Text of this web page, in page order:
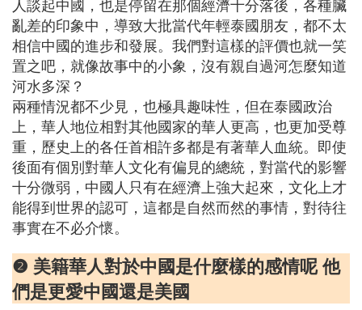
亂差的印象中，導致大批當代年輕泰國朋友，都不太
相信中國的進步和發展。我們對這樣的評價也就一笑
置之吧，就像故事中的小象，沒有親自過河怎麼知道
河水多深？
兩種情況都不少見，也極具趣味性，但在泰國政治
上，華人地位相對其他國家的華人更高，也更加受尊
重，歷史上的各任首相許多都是有著華人血統。即使
後面有個別對華人文化有偏見的總統，對當代的影響
十分微弱，中國人只有在經濟上強大起來，文化上才
能得到世界的認可，這都是自然而然的事情，對待往
事實在不必介懷。
❷ 美籍華人對於中國是什麼樣的感情呢 他
們是更愛中國還是美國